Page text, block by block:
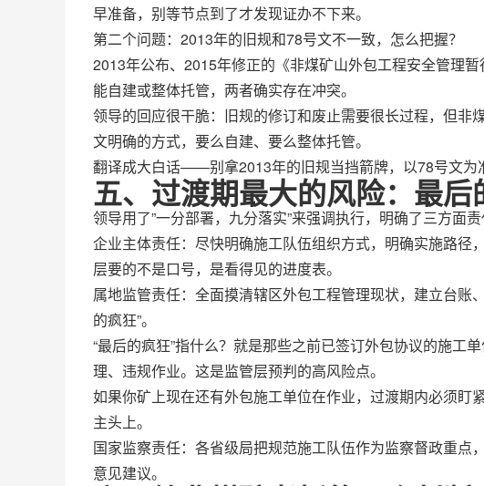
早准备，别等节点到了才发现证办不下来。
第二个问题：2013年的旧规和78号文不一致，怎么把握？
2013年公布、2015年修正的《非煤矿山外包工程安全管理
能自建或整体托管，两者确实存在冲突。
领导的回应很干脆：旧规的修订和废止需要很长过程，但
文明确的方式，要么自建、要么整体托管。
翻译成大白话——别拿2013年的旧规当挡箭牌，以78号文为
五、过渡期最大的风险：最后
领导用了”一分部署，九分落实”来强调执行，明确了三方面
企业主体责任：尽快明确施工队伍组织方式，明确实施路径
层要的不是口号，是看得见的进度表。
属地监管责任：全面摸清辖区外包工程管理现状，建立台账
的疯狂”。
“最后的疯狂”指什么？就是那些之前已签订外包协议的施工
理、违规作业。这是监管层预判的高风险点。
如果你矿上现在还有外包施工单位在作业，过渡期内必须
主头上。
国家监察责任：各省级局把规范施工队伍作为监察督政重
意见建议。